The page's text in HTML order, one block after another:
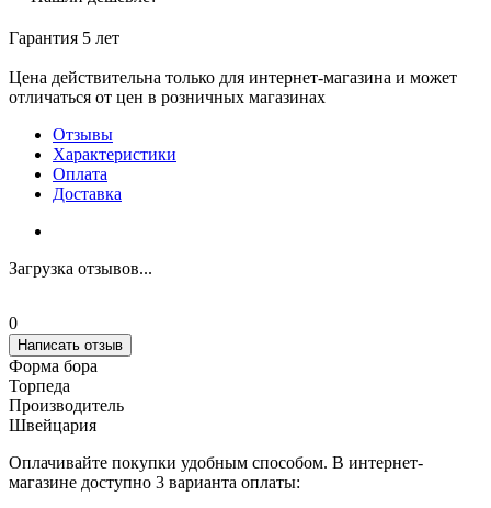
Гарантия 5 лет
Цена действительна только для интернет-магазина и может
отличаться от цен в розничных магазинах
Отзывы
Характеристики
Оплата
Доставка
Загрузка отзывов...
0
Написать отзыв
Форма бора
Торпеда
Производитель
Швейцария
Оплачивайте покупки удобным способом. В интернет-
магазине доступно 3 варианта оплаты: